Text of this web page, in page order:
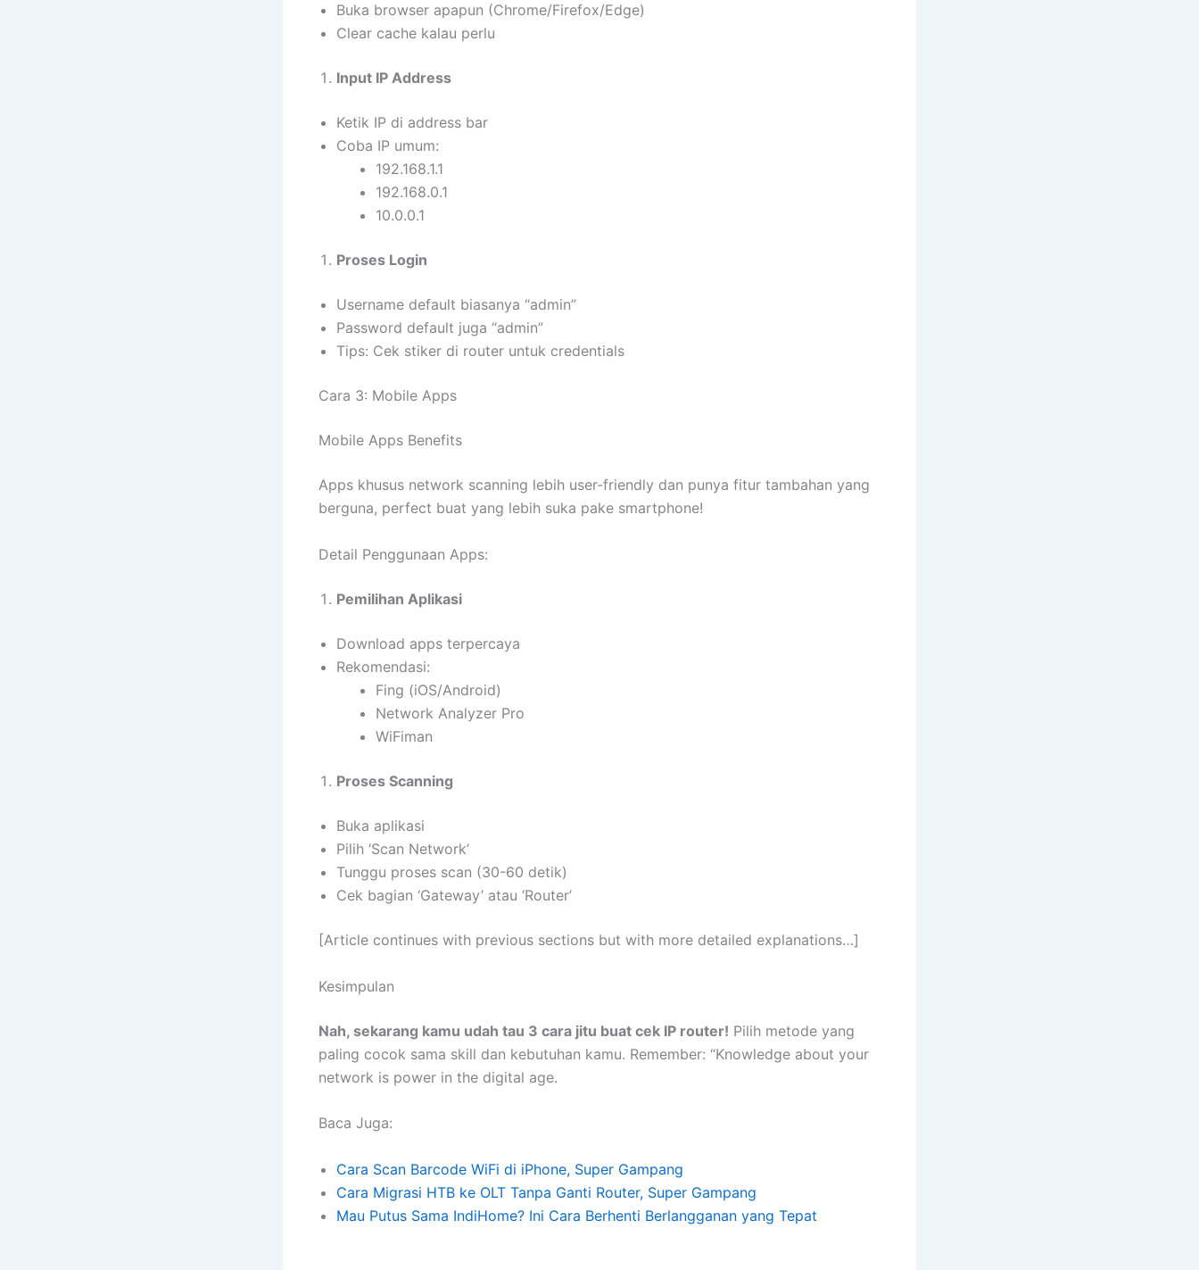
Buka browser apapun (Chrome/Firefox/Edge)
Clear cache kalau perlu
Input IP Address
Ketik IP di address bar
Coba IP umum:
192.168.1.1
192.168.0.1
10.0.0.1
Proses Login
Username default biasanya “admin”
Password default juga “admin”
Tips: Cek stiker di router untuk credentials
Cara 3: Mobile Apps
Mobile Apps Benefits
Apps khusus network scanning lebih user-friendly dan punya fitur tambahan yang
berguna, perfect buat yang lebih suka pake smartphone!
Detail Penggunaan Apps:
Pemilihan Aplikasi
Download apps terpercaya
Rekomendasi:
Fing (iOS/Android)
Network Analyzer Pro
WiFiman
Proses Scanning
Buka aplikasi
Pilih ‘Scan Network’
Tunggu proses scan (30-60 detik)
Cek bagian ‘Gateway’ atau ‘Router’
[Article continues with previous sections but with more detailed explanations…]
Kesimpulan
Nah, sekarang kamu udah tau 3 cara jitu buat cek IP router! Pilih metode yang
paling cocok sama skill dan kebutuhan kamu. Remember: “Knowledge about your
network is power in the digital age.
Baca Juga:
Cara Scan Barcode WiFi di iPhone, Super Gampang
Cara Migrasi HTB ke OLT Tanpa Ganti Router, Super Gampang
Mau Putus Sama IndiHome? Ini Cara Berhenti Berlangganan yang Tepat